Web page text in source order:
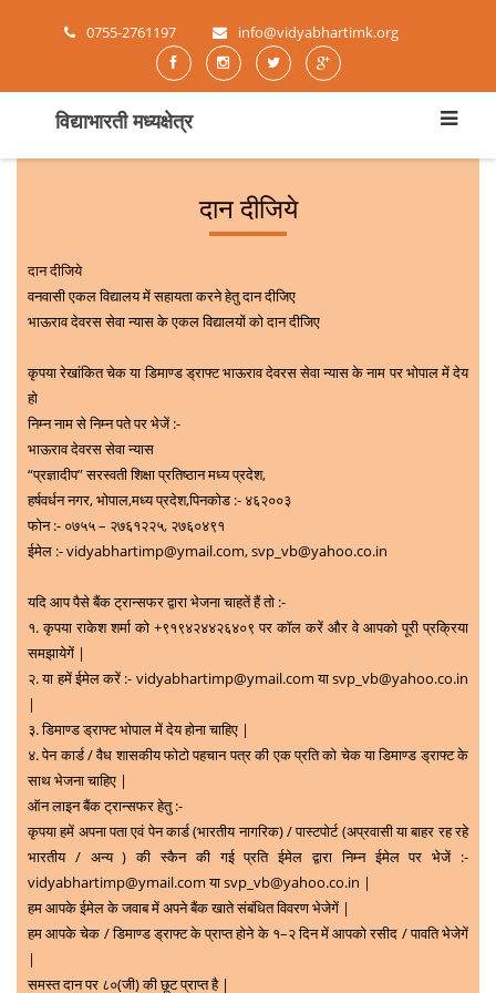
0755-2761197 info@vidyabhartimk.org
विद्याभारती मध्यक्षेत्र
दान दीजिये
दान दीजिये
वनवासी एकल विद्यालय में सहायता करने हेतु दान दीजिए
भाऊराव देवरस सेवा न्यास के एकल विद्यालयों को दान दीजिए
कृपया रेखांकित चेक या डिमाण्ड ड्राफ्ट भाऊराव देवरस सेवा न्यास के नाम पर भोपाल में देय
हो
निम्न नाम से निम्न पते पर भेजें :-
भाऊराव देवरस सेवा न्यास
“प्रज्ञादीप” सरस्वती शिक्षा प्रतिष्ठान मध्य प्रदेश,
हर्षवर्धन नगर, भोपाल,मध्य प्रदेश,पिनकोड :- ४६२००३
फोन :- ०७५५ – २७६१२२५, २७६०४९१
ईमेल :- vidyabhartimp@ymail.com, svp_vb@yahoo.co.in
यदि आप पैसे बैंक ट्रान्सफर द्वारा भेजना चाहतें हैं तो :-
१. कृपया राकेश शर्मा को +९१९४२४४२६४०९ पर कॉल करें और वे आपको पूरी प्रक्रिया
समझायेगें |
२. या हमें ईमेल करें :- vidyabhartimp@ymail.com या svp_vb@yahoo.co.in
|
३. डिमाण्ड ड्राफ्ट भोपाल में देय होना चाहिए |
४. पेन कार्ड / वैध शासकीय फोटो पहचान पत्र की एक प्रति को चेक या डिमाण्ड ड्राफ्ट के
साथ भेजना चाहिए |
ऑन लाइन बैंक ट्रान्सफर हेतु :-
कृपया हमें अपना पता एवं पेन कार्ड (भारतीय नागरिक) / पास्टपोर्ट (अप्रवासी या बाहर रह रहे
भारतीय / अन्य ) की स्कैन की गई प्रति ईमेल द्वारा निम्न ईमेल पर भेजें :-
vidyabhartimp@ymail.com या svp_vb@yahoo.co.in |
हम आपके ईमेल के जवाब में अपने बैंक खाते संबंधित विवरण भेजेगें |
हम आपके चेक / डिमाण्ड ड्राफ्ट के प्राप्त होने के १–२ दिन में आपको रसीद / पावति भेजेगें
|
समस्त दान पर ८०(जी) की छूट प्राप्त है |